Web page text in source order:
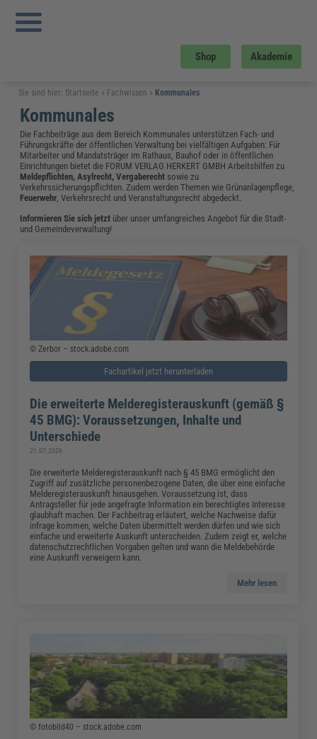
Shop Akademie
Sie sind hier: Startseite » Fachwissen » Kommunales
Kommunales
Die Fachbeiträge aus dem Bereich Kommunales unterstützen Fach- und
Führungskräfte der öffentlichen Verwaltung bei vielfältigen Aufgaben: Für
Mitarbeiter und Mandatsträger im Rathaus, Bauhof oder in öffentlichen
Einrichtungen bietet die FORUM VERLAG HERKERT GMBH Arbeitshilfen zu
Meldepflichten, Asylrecht, Vergaberecht sowie zu
Verkehrssicherungspflichten. Zudem werden Themen wie Grünanlagenpflege,
Feuerwehr, Verkehrsrecht und Veranstaltungsrecht abgedeckt.
Informieren Sie sich jetzt über unser umfangreiches Angebot für die Stadt-
und Gemeindeverwaltung!
© Zerbor – stock.adobe.com
Fachartikel jetzt herunterladen
Die erweiterte Melderegisterauskunft (gemäß §
45 BMG): Voraussetzungen, Inhalte und
Unterschiede
21.07.2026
Die erweiterte Melderegisterauskunft nach § 45 BMG ermöglicht den
Zugriff auf zusätzliche personenbezogene Daten, die über eine einfache
Melderegisterauskunft hinausgehen. Voraussetzung ist, dass
Antragsteller für jede angefragte Information ein berechtigtes Interesse
glaubhaft machen. Der Fachbeitrag erläutert, welche Nachweise dafür
infrage kommen, welche Daten übermittelt werden dürfen und wie sich
einfache und erweiterte Auskunft unterscheiden. Zudem zeigt er, welche
datenschutzrechtlichen Vorgaben gelten und wann die Meldebehörde
eine Auskunft verweigern kann.
Mehr lesen
© fotobild40 – stock.adobe.com